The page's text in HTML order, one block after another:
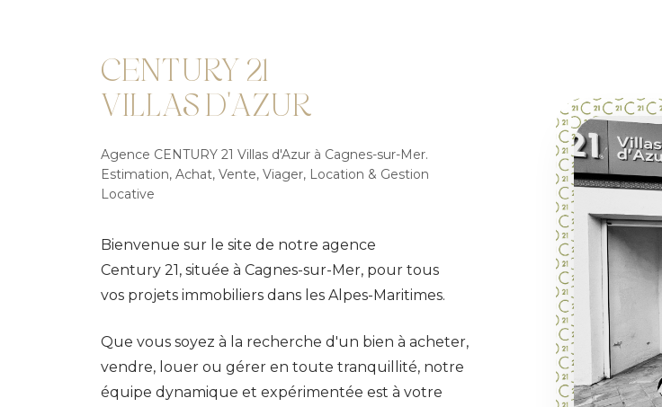
CENTURY 21
VILLAS D'AZUR
Agence CENTURY 21 Villas d'Azur à Cagnes-sur-Mer.
Estimation, Achat, Vente, Viager, Location & Gestion
Locative
Bienvenue sur le site de notre agence
Century 21, située à Cagnes-sur-Mer, pour tous
vos projets immobiliers dans les Alpes-Maritimes.
Que vous soyez à la recherche d'un bien à acheter,
vendre, louer ou gérer en toute tranquillité, notre
équipe dynamique et expérimentée est à votre